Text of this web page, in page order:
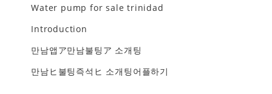
Water pump for sale trinidad
Introduction
만남앱ア만남불팅ア 소개팅
만남ヒ불팅즉석ヒ 소개팅어플하기